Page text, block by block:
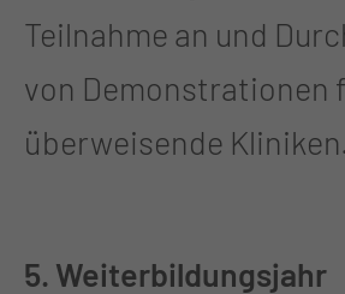
Teilnahme an und
von Demonstrationen
überweisende Kliniken.
5. Weiterbildungsjahr